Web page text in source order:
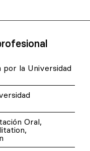
por la Universidad
Oral,